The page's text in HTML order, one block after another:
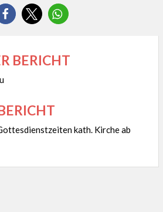
BERICHT
kath. Kirche ab